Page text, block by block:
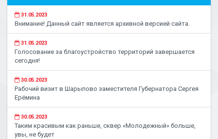
31.05.2023
Внимание! Данный сайт является архивной версией сайта.
31.05.2023
Голосование за благоустройство территорий завершается
сегодня!
30.05.2023
Рабочий визит в Шарыпово заместителя Губернатора Сергея
Ерёмина
30.05.2023
Таким красивым как раньше, сквер «Молодежный» больше,
увы, не будет